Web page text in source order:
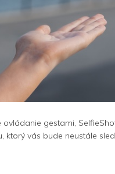
gestami,
vás bude neustále